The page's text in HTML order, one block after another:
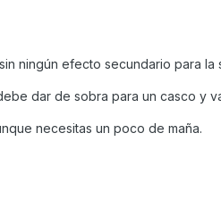
ningún efecto secundario para la
dar de sobra para un casco y
necesitas un poco de maña.